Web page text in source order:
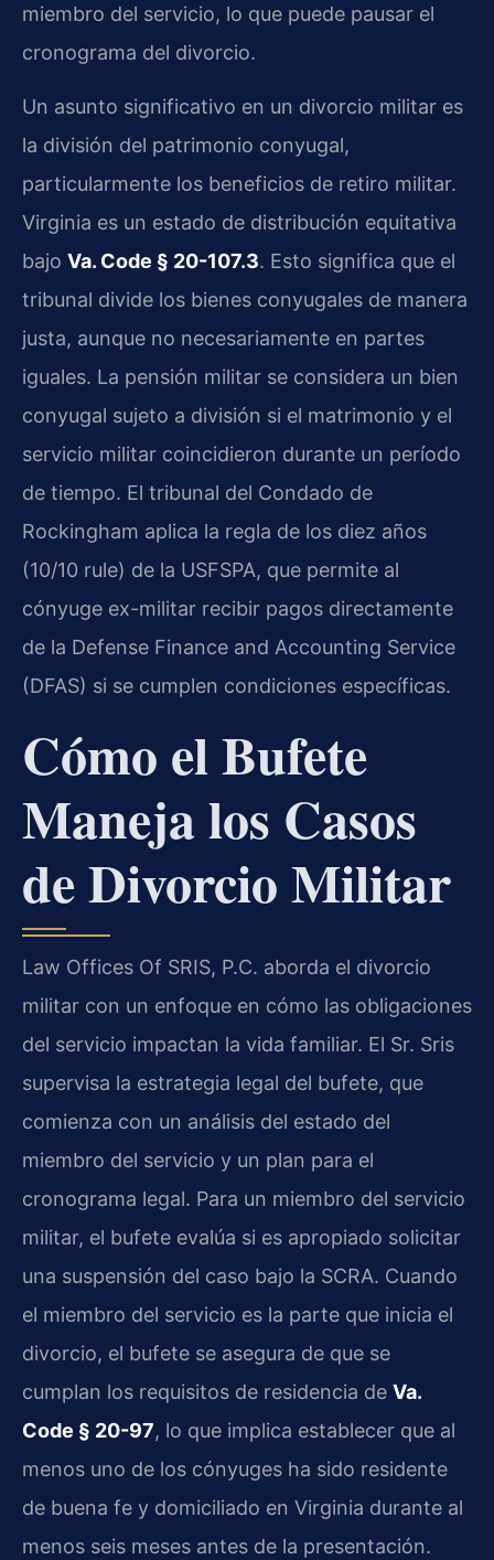
miembro del servicio, lo que puede pausar el
cronograma del divorcio.
Un asunto significativo en un divorcio militar es
la división del patrimonio conyugal,
particularmente los beneficios de retiro militar.
Virginia es un estado de distribución equitativa
bajo Va. Code § 20-107.3. Esto significa que el
tribunal divide los bienes conyugales de manera
justa, aunque no necesariamente en partes
iguales. La pensión militar se considera un bien
conyugal sujeto a división si el matrimonio y el
servicio militar coincidieron durante un período
de tiempo. El tribunal del Condado de
Rockingham aplica la regla de los diez años
(10/10 rule) de la USFSPA, que permite al
cónyuge ex-militar recibir pagos directamente
de la Defense Finance and Accounting Service
(DFAS) si se cumplen condiciones específicas.
Cómo el Bufete
Maneja los Casos
de Divorcio Militar
Law Offices Of SRIS, P.C. aborda el divorcio
militar con un enfoque en cómo las obligaciones
del servicio impactan la vida familiar. El Sr. Sris
supervisa la estrategia legal del bufete, que
comienza con un análisis del estado del
miembro del servicio y un plan para el
cronograma legal. Para un miembro del servicio
militar, el bufete evalúa si es apropiado solicitar
una suspensión del caso bajo la SCRA. Cuando
el miembro del servicio es la parte que inicia el
divorcio, el bufete se asegura de que se
cumplan los requisitos de residencia de Va.
Code § 20-97, lo que implica establecer que al
menos uno de los cónyuges ha sido residente
de buena fe y domiciliado en Virginia durante al
menos seis meses antes de la presentación.